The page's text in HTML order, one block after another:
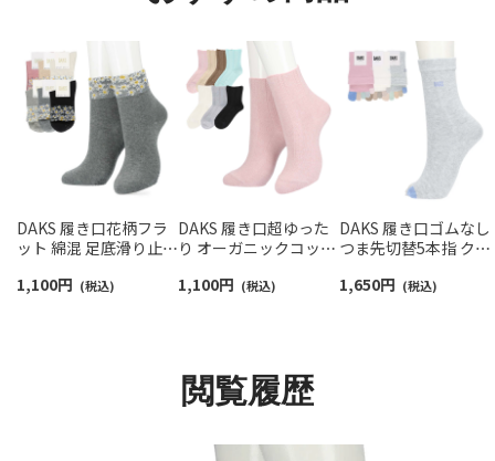
DAKS 履き口花柄フラ
ット 綿混 足底滑り止め
ソックス レディース
1,100円 (税込)
DAKS 履き口超ゆった
り オーガニックコット
丈 ソックス レディース
1,100円 (税込)
DAKS 履き口ゴムなし
つま先切替5本指 クル
ス 靴下 女性 プレゼン
1,650円 (税込)
閲覧履歴